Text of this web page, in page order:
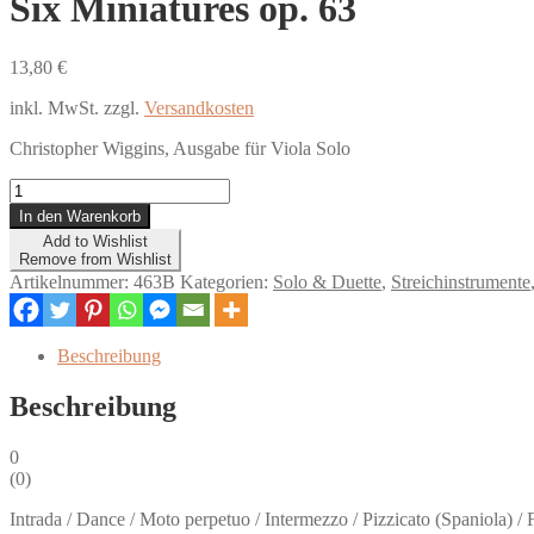
Six Miniatures op. 63
13,80 €
inkl. MwSt. zzgl. Versandkosten
Christopher Wiggins, Ausgabe für Viola Solo
Six
Miniatures
op.
63
Menge
In den Warenkorb
Add to Wishlist
Remove from Wishlist
Artikelnummer: 463B Kategorien: Solo & Duette, Streichinstrumente,
Beschreibung
Beschreibung
0
(0)
Intrada / Dance / Moto perpetuo / Intermezzo / Pizzicato (Spaniola) /